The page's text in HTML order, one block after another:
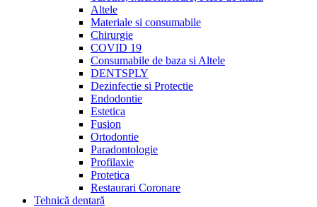
Altele
Materiale si consumabile
Chirurgie
COVID 19
Consumabile de baza si Altele
DENTSPLY
Dezinfectie si Protectie
Endodontie
Estetica
Fusion
Ortodontie
Paradontologie
Profilaxie
Protetica
Restaurari Coronare
Tehnică dentară